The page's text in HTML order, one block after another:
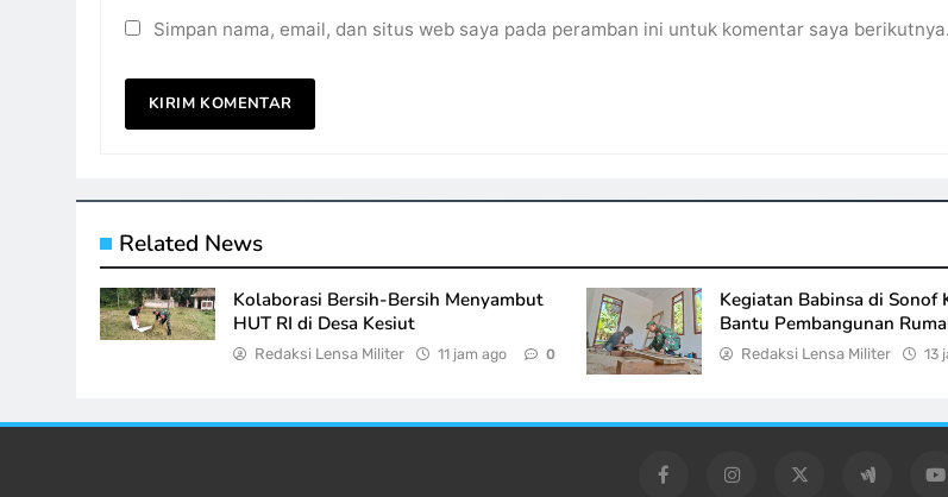
Simpan nama, email, dan situs web saya pada peramban ini untuk komentar saya berikutnya.
Related News
Kolaborasi Bersih-Bersih Menyambut
HUT RI di Desa Kesiut
Redaksi Lensa Militer 11 jam ago 0
Kegiatan Babinsa di Sonof
Bantu Pembangunan
Redaksi Lensa Militer 13